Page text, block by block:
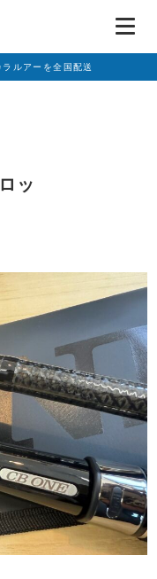
ルアーを全国配送
ッ